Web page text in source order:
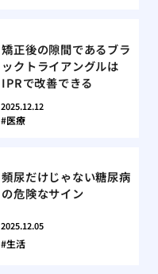
矯正後の隙間であるブラ
ックトライアングルは
IPRで改善できる
2025.12.12
医療
頻尿だけじゃない糖尿病
の危険なサイン
2025.12.05
生活